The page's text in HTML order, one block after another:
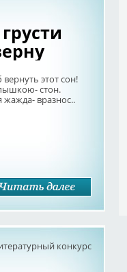
вернуть этот сон!
стон.
жажда- вразнос..
конкурс